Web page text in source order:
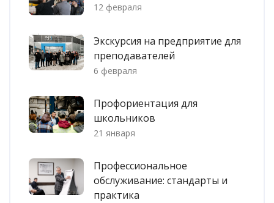
12 февраля
Экскурсия на предприятие для
преподавателей
6 февраля
Профориентация для
школьников
21 января
Профессиональное
обслуживание: стандарты и
практика